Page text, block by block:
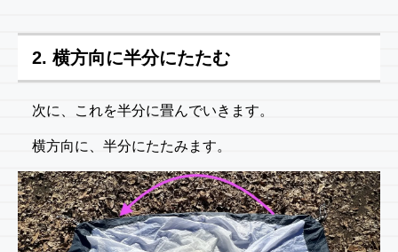
2. 横方向に半分にたたむ
次に、これを半分に畳んでいきます。
横方向に、半分にたたみます。